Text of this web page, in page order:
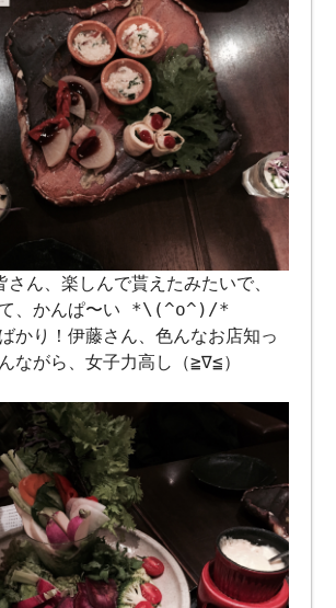
さん、楽しんで貰えたみたいで、
て、かんぱ〜い *\(^o^)/*
かり！伊藤さん、色んなお店知っ
ながら、女子力高し（≧∇≦）